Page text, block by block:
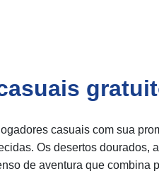
casuais com sua
Os desertos dourados,
de aventura que combina